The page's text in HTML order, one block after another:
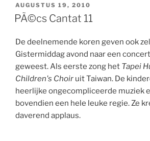
GEPLAATST
OP
AUGUSTUS 19, 2010
PÃ©cs Cantat 11
De deelnemende koren geven ook
Gistermiddag avond naar een
geweest. Als eerste zong het Tapei
Children's Choir uit Taiwan. De
heerlijke ongecompliceerde muziek
bovendien een hele leuke regie. Ze
daverend applaus.